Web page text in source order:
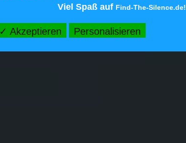
Viel Spaß auf Find-The-Silence.de!
✓ Akzeptieren Personalisieren